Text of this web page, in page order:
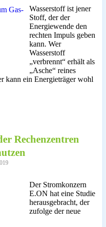
Wasserstoff ist jener
Stoff, der der
Energiewende den
rechten Impuls geben
kann. Wer
Wasserstoff
„verbrennt“ erhält als
„Asche“ reines
kann ein Energieträger wohl
Rechenzentren
Der Stromkonzern
E.ON hat eine Studie
herausgebracht, der
zufolge der neue